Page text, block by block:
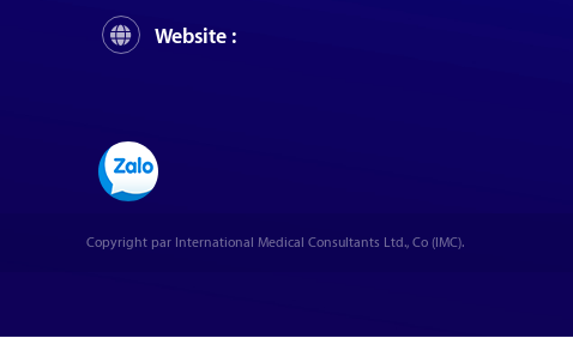
Website :
Copyright par International Medical Consultants Ltd., Co (IMC).